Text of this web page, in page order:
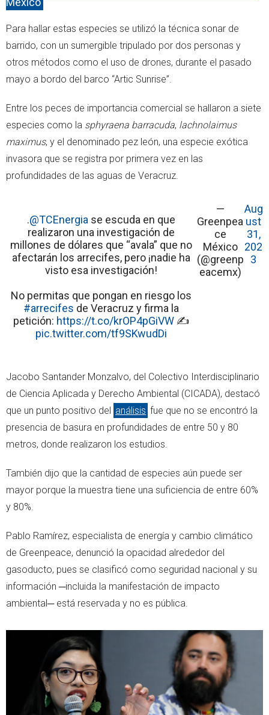
Para hallar estas especies se utilizó la técnica sonar de
barrido, con un sumergible tripulado por dos personas y
otros métodos como el uso de drones, durante el pasado
mayo a bordo del barco “Artic Sunrise”.
Entre los peces de importancia comercial se hallaron a siete
especies como la sphyraena barracuda, lachnolaimus
maximus, y el denominado pez león, una especie exótica
invasora que se registra por primera vez en las
profundidades de las aguas de Veracruz.
.@TCEnergia se escuda en que
realizaron una investigación de
millones de dólares que “avala” que no
afectarán los arrecifes, pero ¡nadie ha
visto esa investigación!
No permitas que pongan en riesgo los
#arrecifes de Veracruz y firma la
petición: https://t.co/krOP4pGiVW✍️
pic.twitter.com/tf9SKwudDi
—
Greenpea
ce
México
(@greenp
eacemx)
Aug
ust
31,
202
3
Jacobo Santander Monzalvo, del Colectivo Interdisciplinario
de Ciencia Aplicada y Derecho Ambiental (CICADA), destacó
que un punto positivo del análisis fue que no se encontró la
presencia de basura en profundidades de entre 50 y 80
metros, donde realizaron los estudios.
También dijo que la cantidad de especies aún puede ser
mayor porque la muestra tiene una suficiencia de entre 60%
y 80%.
Pablo Ramírez, especialista de energía y cambio climático
de Greenpeace, denunció la opacidad alrededor del
gasoducto, pues se clasificó como seguridad nacional y su
información ─incluida la manifestación de impacto
ambiental─ está reservada y no es pública.